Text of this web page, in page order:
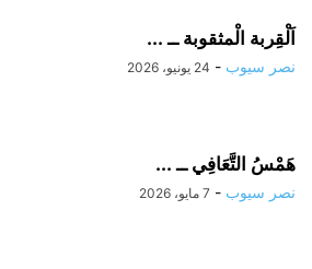
اَلْقِربة الْمثقوبة ــ ...
نصر سيوب - 24 يونيو، 2026
هَمْسُ التَّعَافِي ــ ...
نصر سيوب - 7 مايو، 2026